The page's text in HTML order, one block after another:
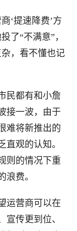
‘提速降费’方
了“不满意”，
，看不懂也记
都有和小詹
接一波，由于
难将新推出的
直观的认知。
则的情况下重
浪费。
营商可以在
宣传更到位、